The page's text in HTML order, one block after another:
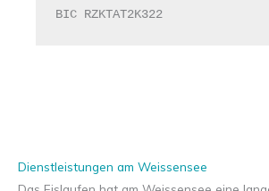
BIC RZKTAT2K322
Dienstleistungen am Weissensee